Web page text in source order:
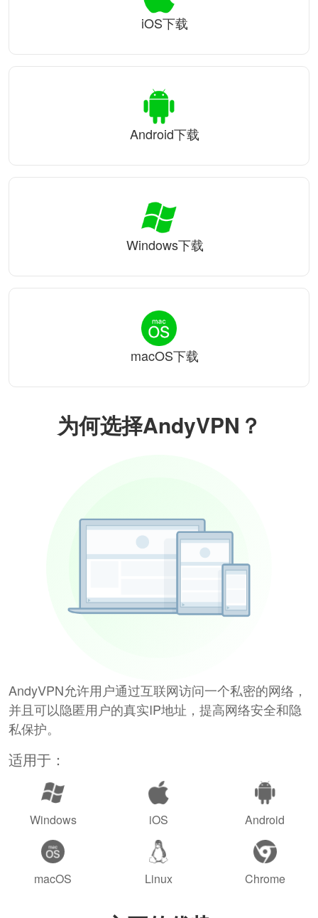
为何选择AndyVPN？
AndyVPN允许用户通过互联网访问一个私密的网络，
并且可以隐匿用户的真实IP地址，提高网络安全和隐
私保护。
适用于：
Windows iOS Android
macOS Linux Chrome
iOS下载
Android下载
Windows下载
macOS下载